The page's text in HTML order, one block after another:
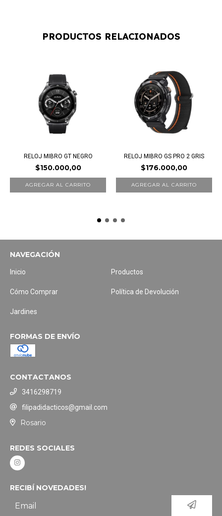
PRODUCTOS RELACIONADOS
RELOJ MIBRO GT NEGRO
$150.000,00
RELOJ MIBRO GS PRO 2 GRIS
$176.000,00
NAVEGACIÓN
Inicio Productos
Cómo Comprar Política de Devolución
Jardines
FORMAS DE ENVÍO
CONTACTANOS
3416298719
filipadidacticos@gmail.com
Rosario
REDES SOCIALES
RECIBÍ NOVEDADES!